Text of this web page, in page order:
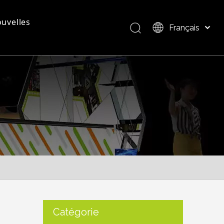
questions - réponses
Présentation du produit
Français
العربية
日本語
Pусский
Nederlands
Português
Español
English
Catégorie